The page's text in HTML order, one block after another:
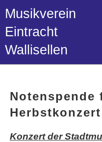
Musikverein
Eintracht
Wallisellen
Notenspende
Herbstkonzert
Konzert der